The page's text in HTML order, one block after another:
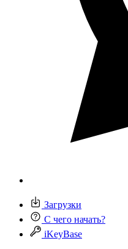
Загрузки
С чего начать?
iKeyBase